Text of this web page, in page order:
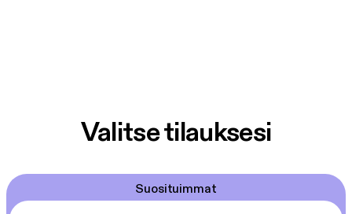
Valitse tilauksesi
Suosituimmat